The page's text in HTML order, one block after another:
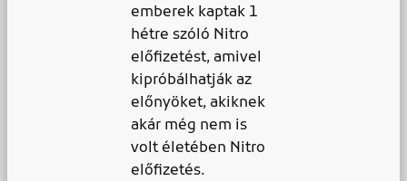
emberek kaptak 1
hétre szóló Nitro
előfizetést, amivel
kipróbálhatják az
előnyöket, akiknek
akár még nem is
volt életében Nitro
előfizetés.